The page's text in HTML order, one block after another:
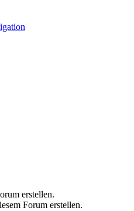
erstellen.
Forum erstellen.